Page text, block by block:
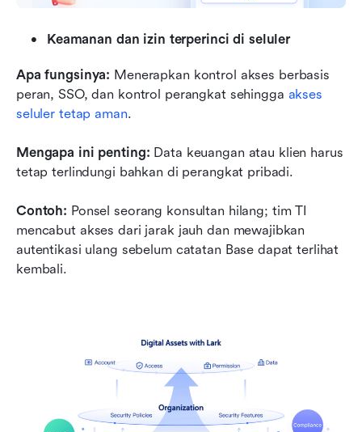
Keamanan dan izin terperinci di seluler
Apa fungsinya: Menerapkan kontrol akses berbasis
peran, SSO, dan kontrol perangkat sehingga akses
seluler tetap aman.
Mengapa ini penting: Data keuangan atau klien harus
tetap terlindungi bahkan di perangkat pribadi.
Contoh: Ponsel seorang konsultan hilang; tim TI
mencabut akses dari jarak jauh dan mewajibkan
autentikasi ulang sebelum catatan Base dapat terlihat
kembali.